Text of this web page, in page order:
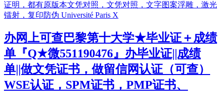
办网上可查巴黎第十大学★毕业证＋成绩
单『Q★微551190476』办毕业证||成绩
单||做文凭证书，做留信网认证（可查）
WSE认证，SPM证书，PMP证书、